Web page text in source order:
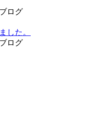
ログ
した。
ログ